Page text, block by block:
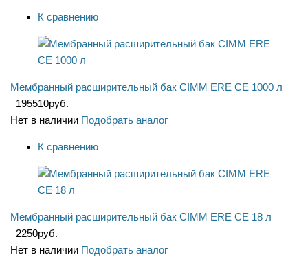
К сравнению
Мембранный расширительный бак CIMM ERE CE 1000 л
195510руб.
Нет в наличии Подобрать аналог
К сравнению
Мембранный расширительный бак CIMM ERE CE 18 л
2250руб.
Нет в наличии Подобрать аналог